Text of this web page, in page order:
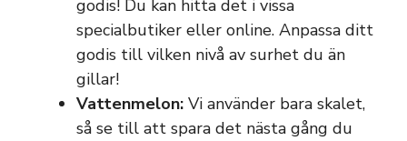
godis! Du kan hitta det i vissa
specialbutiker eller online. Anpassa ditt
godis till vilken nivå av surhet du än
gillar!
Vattenmelon: Vi använder bara skalet,
så se till att spara det nästa gång du